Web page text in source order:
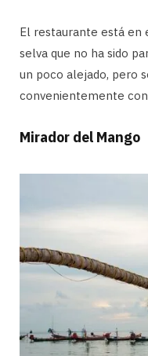
El restaurante está en
selva que no ha sido
un poco alejado, pero
convenientemente con
Mirador del Mango